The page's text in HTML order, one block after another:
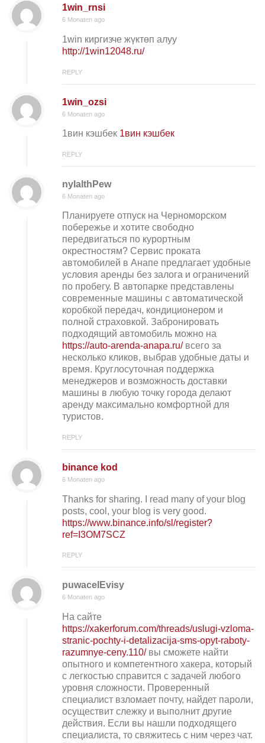
1win_rnsi
6 Monaten ago
1win киргизче жүктөп алуу
http://1win12048.ru/
REPLY
1win_ozsi
6 Monaten ago
1вин кэшбек 1вин кэшбек
REPLY
nylalthPew
6 Monaten ago
Планируете отпуск на Черноморском
побережье и хотите свободно
передвигаться по курортным
окрестностям? Сервис проката
автомобилей в Анапе предлагает удобные
условия аренды без залога и ограничений
по пробегу. В автопарке представлены
современные машины с автоматической
коробкой передач, кондиционером и
полной страховкой. Забронировать
подходящий автомобиль можно на
https://auto-arenda-anapa.ru/всего за
несколько кликов, выбрав удобные даты и
время. Круглосуточная поддержка
менеджеров и возможность доставки
машины в любую точку города делают
аренду максимально комфортной для
туристов.
REPLY
binance kod
6 Monaten ago
Thanks for sharing. I read many of your blog
posts, cool, your blog is very good.
https://www.binance.info/sl/register?
ref=I3OM7SCZ
REPLY
puwacelEvisy
6 Monaten ago
На сайте
https://xakerforum.com/threads/uslugi-vzloma-
stranic-pochty-i-detalizacija-sms-opyt-raboty-
razumnye-ceny.110/вы сможете найти
опытного и компетентного хакера, который
с легкостью справится с задачей любого
уровня сложности. Проверенный
специалист взломает почту, найдет пароли,
осуществит слежку и выполнит другие
действия. Если вы нашли подходящего
специалиста, то свяжитесь с ним через чат.